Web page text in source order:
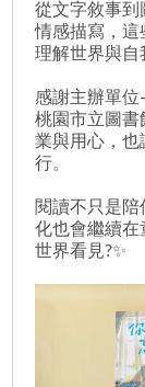
從文字敘事到
情感描寫，這
理解世界與自
感謝主辦單
桃園市立圖書
業與用心，也
行。
閱讀不只是
化也會繼續在
世界看見?✨